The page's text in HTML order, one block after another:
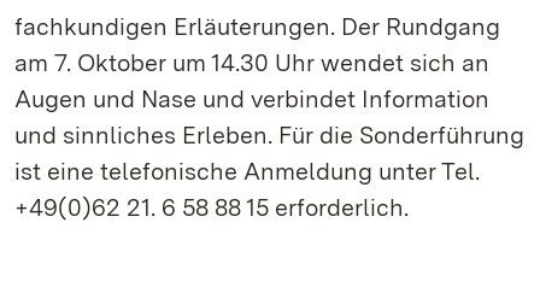
fachkundigen Erläuterungen. Der Rundgang
am 7. Oktober um 14.30 Uhr wendet sich an
Augen und Nase und verbindet Information
und sinnliches Erleben. Für die Sonderführung
ist eine telefonische Anmeldung unter Tel.
+49(0)62 21. 6 58 88 15 erforderlich.